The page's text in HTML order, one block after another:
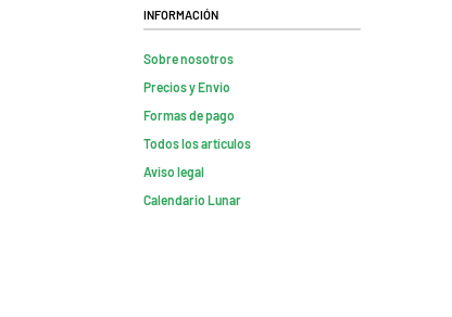
Información
Sobre nosotros
Precios y Envio
Formas de pago
Todos los artículos
Aviso legal
Calendario Lunar